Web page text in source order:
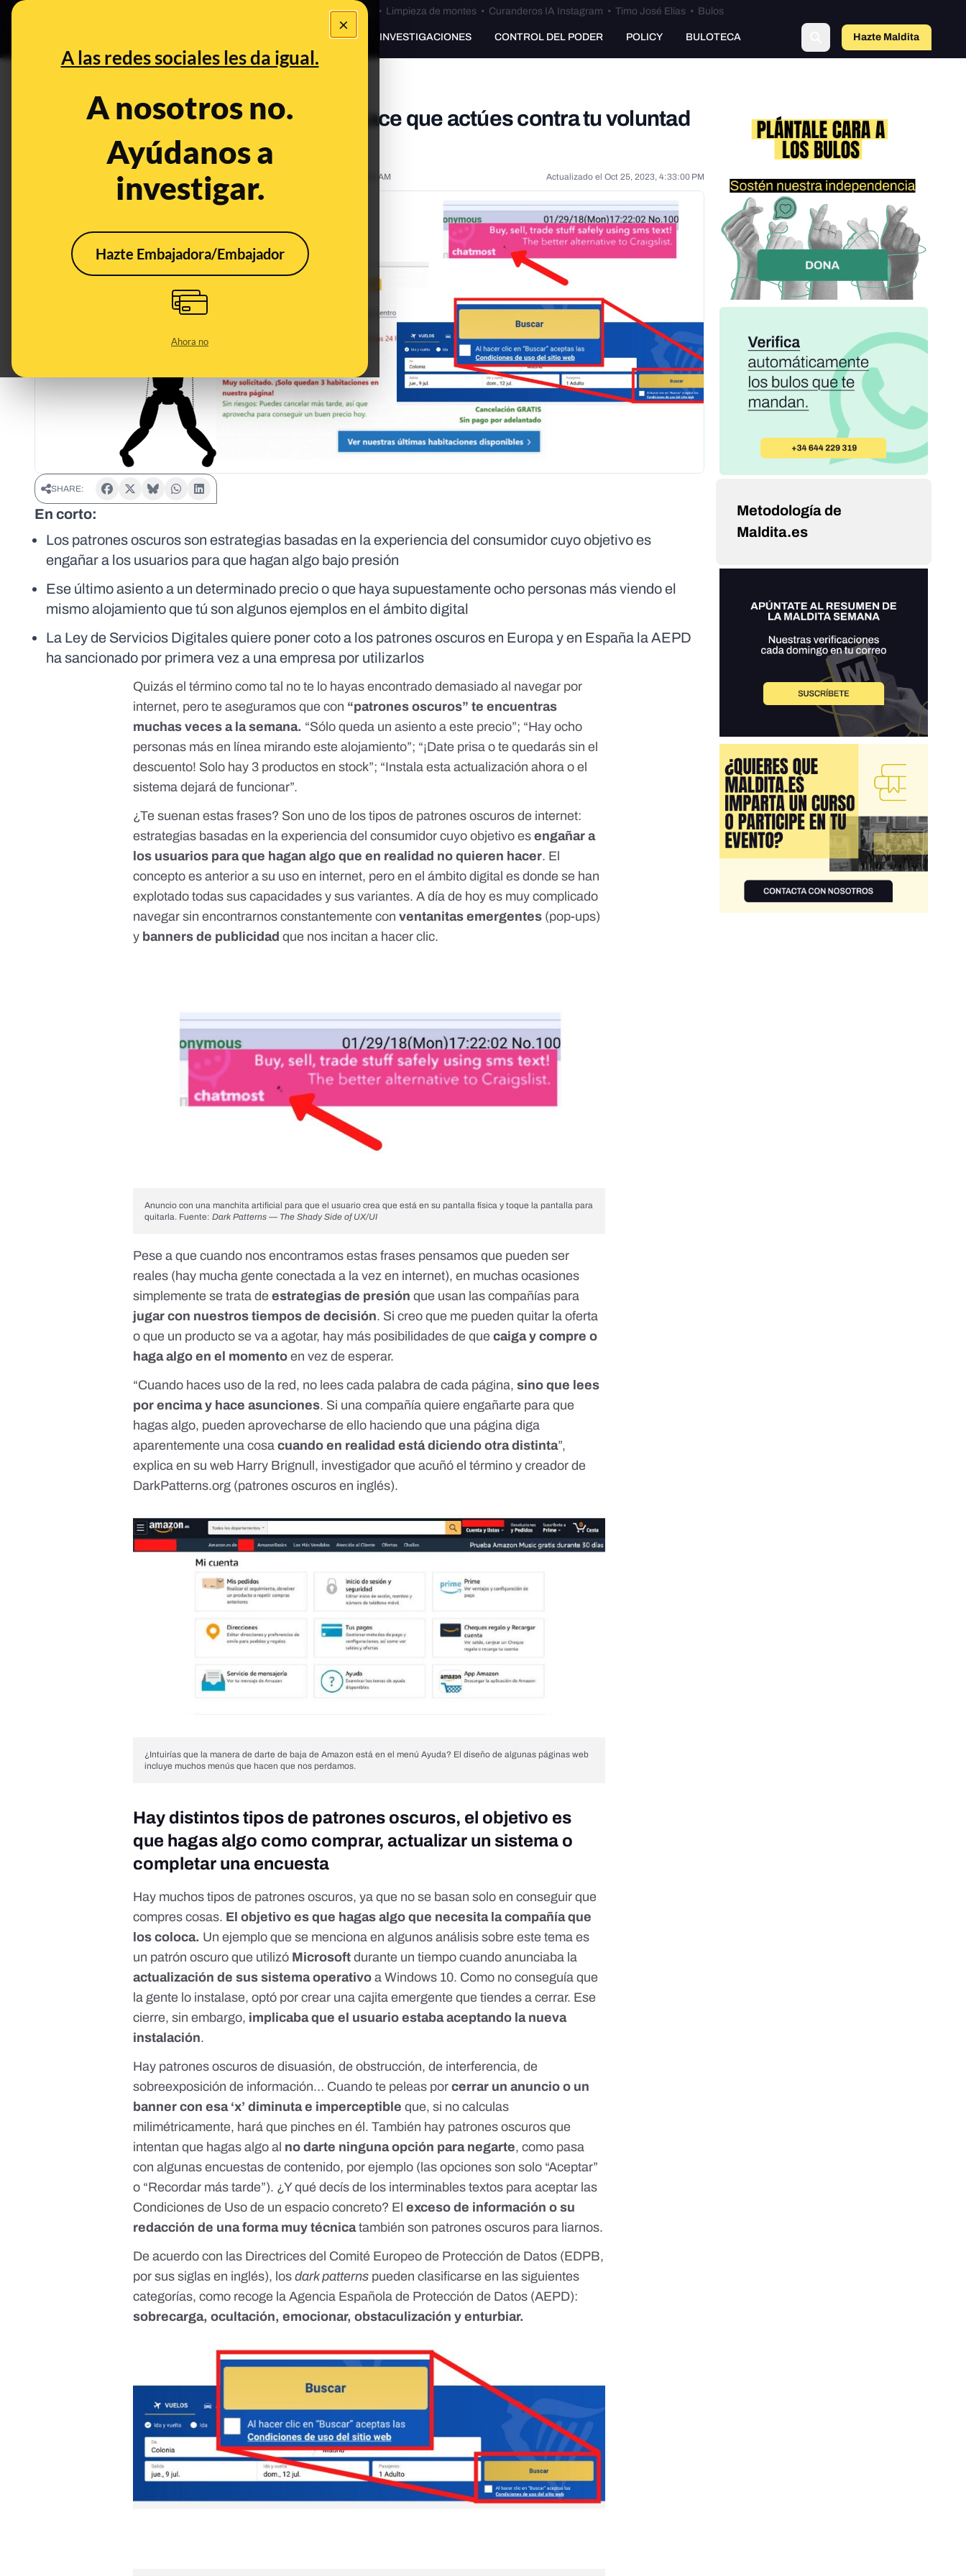
×
A las redes sociales les da igual.
A nosotros no.
Ayúdanos a
investigar.
Hazte Embajadora/Embajador
Ahora no
Bulos Ceuta • Limpieza de montes• Curanderos IA Instagram • Timo José Elías• Bulos
PREBUNKING INVESTIGACIONES CONTROL DEL PODER POLICY BULOTECA Hazte Maldito
Patrones oscuros: la técnica que hace que actúes contra tu voluntad
en internet
Jun 25, 2020, 6:13:00 AM Actualizado el Oct 25, 2023, 4:33:00 PM
SHARE:
En corto:
Los patrones oscuros son estrategias basadas en la experiencia del consumidor cuyo objetivo es
engañar a los usuarios para que hagan algo bajo presión
Ese último asiento a un determinado precio o que haya supuestamente ocho personas más viendo el
mismo alojamiento que tú son algunos ejemplos en el ámbito digital
La Ley de Servicios Digitales quiere poner coto a los patrones oscuros en Europa y en España la AEPD
ha sancionado por primera vez a una empresa por utilizarlos
Quizás el término como tal no te lo hayas encontrado demasiado al navegar por
internet, pero te aseguramos que con “patrones oscuros” te encuentras
muchas veces a la semana. “Sólo queda un asiento a este precio”; “Hay ocho
personas más en línea mirando este alojamiento”; “¡Date prisa o te quedarás sin el
descuento! Solo hay 3 productos en stock”; “Instala esta actualización ahora o el
sistema dejará de funcionar”.
¿Te suenan estas frases? Son uno de los tipos de patrones oscuros de internet:
estrategias basadas en la experiencia del consumidor cuyo objetivo esengañar a
los usuarios para que hagan algo que en realidad no quieren hacer. El
concepto es anterior a su uso en internet, pero en el ámbito digital es donde se han
explotado todas sus capacidades y sus variantes. A día de hoy es muy complicado
navegar sin encontrarnos constantemente conventanitas emergentes (pop-ups)
y banners de publicidad que nos incitan a hacer clic.
Anuncio con una manchita artificial para que el usuario crea que está en su pantalla física y toque la pantalla para
quitarla. Fuente:Dark Patterns — The Shady Side of UX/UI
Pese a que cuando nos encontramos estas frases pensamos que pueden ser
reales (hay mucha gente conectada a la vez en internet), en muchas ocasiones
simplemente se trata deestrategias de presión que usan las compañías para
jugar con nuestros tiempos de decisión. Si creo que me pueden quitar la oferta
o que un producto se va a agotar, hay más posibilidades de quecaiga y compre o
haga algo en el momento en vez de esperar.
“Cuando haces uso de la red, no lees cada palabra de cada página,sino que lees
por encima y hace asunciones. Si una compañía quiere engañarte para que
hagas algo, pueden aprovecharse de ello haciendo que una página diga
aparentemente una cosacuando en realidad está diciendo otra distinta”,
explica en su web Harry Brignull, investigador que acuñó el término y creador de
DarkPatterns.org (patrones oscuros en inglés).
¿Intuirías que la manera de darte de baja de Amazon está en el menú Ayuda? El diseño de algunas páginas web
incluye muchos menús que hacen que nos perdamos.
Hay distintos tipos de patrones oscuros, el objetivo es
que hagas algo como comprar, actualizar un sistema o
completar una encuesta
Hay muchos tipos de patrones oscuros, ya que no se basan solo en conseguir que
compres cosas. El objetivo es que hagas algo que necesita la compañía que
los coloca. Un ejemplo que se menciona en algunos análisis sobre este tema es
un patrón oscuro que utilizó Microsoft durante un tiempo cuando anunciaba la
actualización de sus sistema operativo a Windows 10. Como no conseguía que
la gente lo instalase, optó por crear una cajita emergente que tiendes a cerrar. Ese
cierre, sin embargo, implicaba que el usuario estaba aceptando la nueva
instalación.
Hay patrones oscuros de disuasión, de obstrucción, de interferencia, de
sobreexposición de información… Cuando te peleas porcerrar un anuncio o un
banner con esa ‘x’ diminuta e imperceptible que, si no calculas
milimétricamente, hará que pinches en él. También hay patrones oscuros que
intentan que hagas algo al no darte ninguna opción para negarte, como pasa
con algunas encuestas de contenido, por ejemplo (las opciones son solo “Aceptar”
o “Recordar más tarde”). ¿Y qué decís de los interminables textos para aceptar las
Condiciones de Uso de un espacio concreto? Elexceso de información o su
redacción de una forma muy técnicatambién son patrones oscuros para liarnos.
De acuerdo con las Directrices del Comité Europeo de Protección de Datos (EDPB,
por sus siglas en inglés), losdark patterns pueden clasificarse en las siguientes
categorías,como recoge la Agencia Española de Protección de Datos (AEPD):
sobrecarga, ocultación, emocionar, obstaculización y enturbiar.
Metodología de
Maldita.es